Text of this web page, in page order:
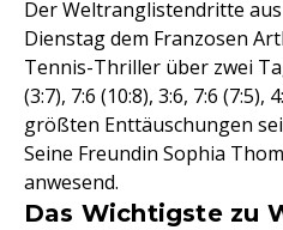
Der Weltranglistendritte
Dienstag dem Franzosen
Tennis-Thriller über zwei
(3:7), 7:6 (10:8), 3:6, 7:6
größten Enttäuschungen
Seine Freundin Sophia
anwesend.
Das Wichtigste zu